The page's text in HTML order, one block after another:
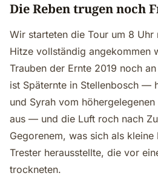
Die Reben trugen noch
Wir starteten die Tour um 8
Hitze vollständig angekommen
Trauben der Ernte 2019 noch
ist Späternte in Stellenbosch —
und Syrah vom
aus — und die Luft roch nach
Gegorenem, was sich als
Trester herausstellte, die vor
trockneten.